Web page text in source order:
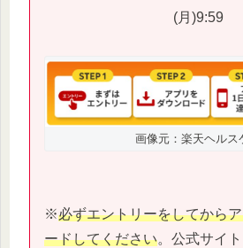
(月)9:59
画像元：楽天ヘルス
※必ずエントリーをしてから
ードしてください。公式サイ